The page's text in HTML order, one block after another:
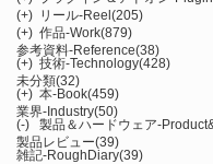
(+) リール-Reel(205)
(+) 作品-Work(879)
参考資料-Reference(38)
(+) 技術-Technology(428)
未分類(32)
(+) 本-Book(459)
業界-Industry(50)
(-)
製品＆ハードウェア-
製品レビュー(39)
雑記-RoughDiary(39)